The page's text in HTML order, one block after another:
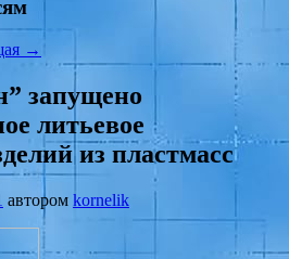
→
запущено
литьевое
из пластмасс
автором kornelik